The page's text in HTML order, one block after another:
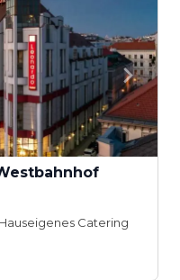
Hauseigenes Catering